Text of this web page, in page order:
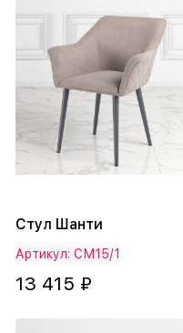
Стул Шанти
Артикул: СМ15/1
13 415 ₽